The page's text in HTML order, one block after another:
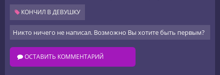
КОНЧИЛ В ДЕВУШКУ
Никто ничего не написал. Возможно Вы хотите быть первым?
ОСТАВИТЬ КОММЕНТАРИЙ